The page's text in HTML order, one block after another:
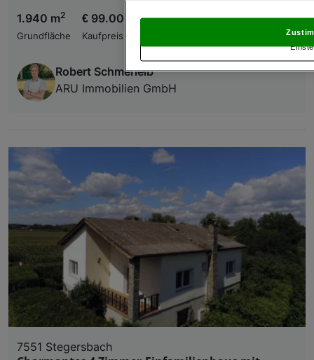
1.940 m2
Grundfläche
€ 99.000,00
Kaufpreis
Robert Schmerleib
ARU Immobilien GmbH
7551 Stegersbach
und Widerspruch gegen die Verarbeitung auf der
„Cookie Einstellungen“, die sich auf jeder Seite
Wir und unsere Partner
Liste der Partner (Lieferanten)